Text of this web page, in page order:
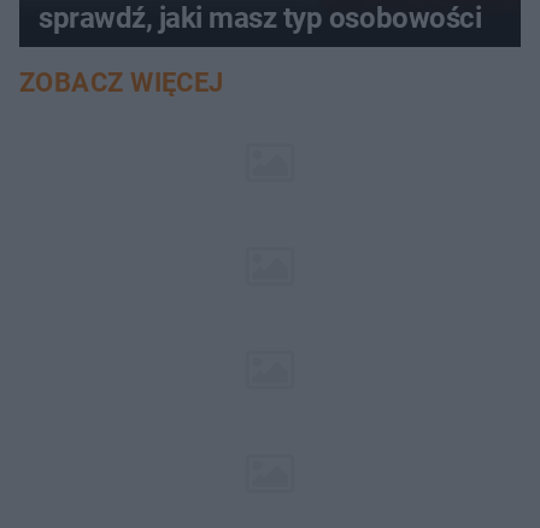
sprawdź, jaki masz typ osobowości
ZOBACZ WIĘCEJ